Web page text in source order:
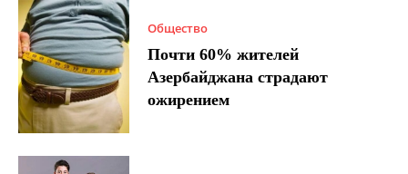
Общество
Почти 60% жителей
Азербайджана страдают
ожирением